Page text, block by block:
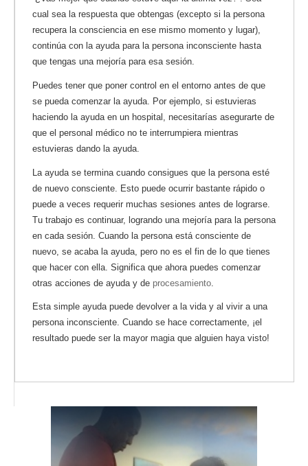
cual sea la respuesta que obtengas (excepto si la persona
recupera la consciencia en ese mismo momento y lugar),
continúa con la ayuda para la persona inconsciente hasta
que tengas una mejoría para esa sesión.
Puedes tener que poner control en el entorno antes de que
se pueda comenzar la ayuda. Por ejemplo, si estuvieras
haciendo la ayuda en un hospital, necesitarías asegurarte de
que el personal médico no te interrumpiera mientras
estuvieras dando la ayuda.
La ayuda se termina cuando consigues que la persona esté
de nuevo consciente. Esto puede ocurrir bastante rápido o
puede a veces requerir muchas sesiones antes de lograrse.
Tu trabajo es continuar, logrando una mejoría para la persona
en cada sesión. Cuando la persona está consciente de
nuevo, se acaba la ayuda, pero no es el fin de lo que tienes
que hacer con ella. Significa que ahora puedes comenzar
otras acciones de ayuda y de procesamiento
Esta simple ayuda puede devolver a la vida y al vivir a una
persona inconsciente. Cuando se hace correctamente, ¡el
resultado puede ser la mayor magia que alguien haya visto!